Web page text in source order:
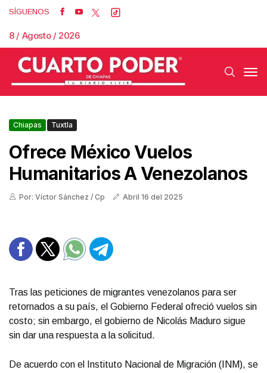
SÍGUENOS
8 / Agosto / 2026
Chiapas Tuxtla
Ofrece México Vuelos
Humanitarios A Venezolanos
Por: Víctor Sánchez / Cp Abril 16 del 2025
Tras las peticiones de migrantes venezolanos para ser
retornados a su país, el Gobierno Federal ofreció vuelos sin
costo; sin embargo, el gobierno de Nicolás Maduro sigue
sin dar una respuesta a la solicitud.
De acuerdo con el Instituto Nacional de Migración (INM), se